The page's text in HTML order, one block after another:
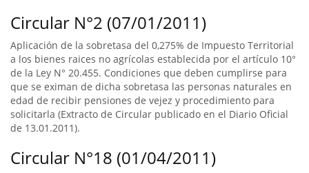
Circular N°2 (07/01/2011)
Aplicación de la sobretasa del 0,275% de Impuesto Territorial
a los bienes raices no agrícolas establecida por el artículo 10°
de la Ley N° 20.455. Condiciones que deben cumplirse para
que se eximan de dicha sobretasa las personas naturales en
edad de recibir pensiones de vejez y procedimiento para
solicitarla (Extracto de Circular publicado en el Diario Oficial
de 13.01.2011).
Circular N°18 (01/04/2011)